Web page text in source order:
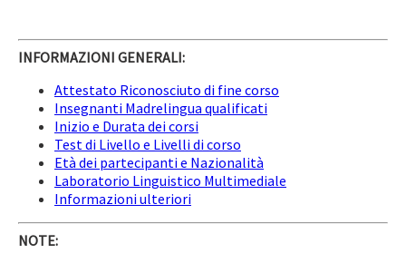
INFORMAZIONI GENERALI:
Attestato Riconosciuto di fine corso
Insegnanti Madrelingua qualificati
Inizio e Durata dei corsi
Test di Livello e Livelli di corso
Età dei partecipanti e Nazionalità
Laboratorio Linguistico Multimediale
Informazioni ulteriori
NOTE: